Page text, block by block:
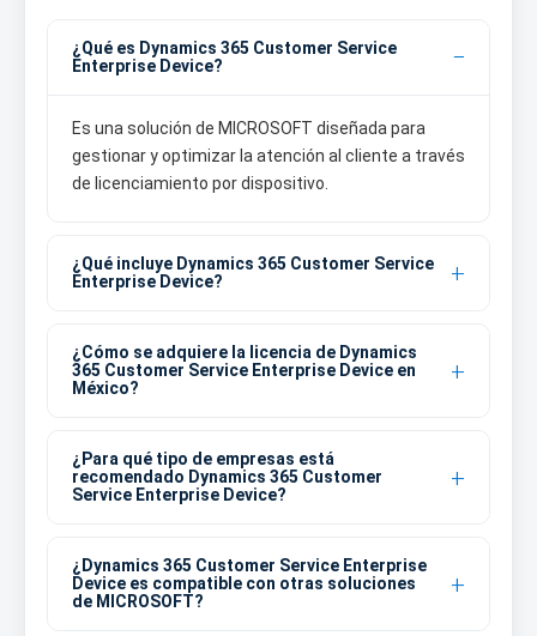
¿Qué es Dynamics 365 Customer Service
Enterprise Device?
Es una solución de MICROSOFT diseñada para
gestionar y optimizar la atención al cliente a través
de licenciamiento por dispositivo.
¿Qué incluye Dynamics 365 Customer Service
Enterprise Device?
¿Cómo se adquiere la licencia de Dynamics
365 Customer Service Enterprise Device en
México?
¿Para qué tipo de empresas está
recomendado Dynamics 365 Customer
Service Enterprise Device?
¿Dynamics 365 Customer Service Enterprise
Device es compatible con otras soluciones
de MICROSOFT?